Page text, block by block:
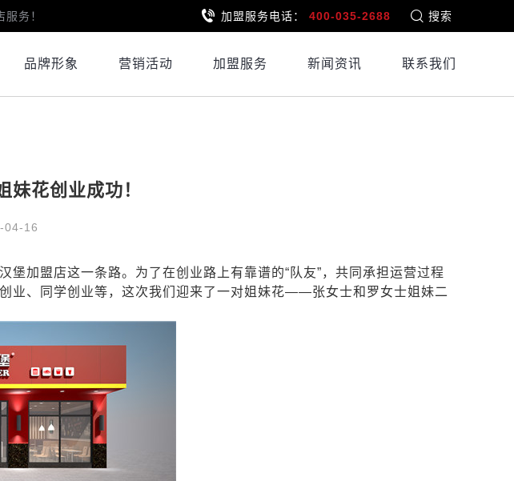
务！ 加盟服务电话： 400-035-2688 搜索
品牌形象 营销活动 加盟服务 新闻资讯 联系我们
妹花创业成功！
04-16
堡加盟店这一条路。为了在创业路上有靠谱的“队友”，共同承担运营过程
业、同学创业等，这次我们迎来了一对姐妹花——张女士和罗女士姐妹二